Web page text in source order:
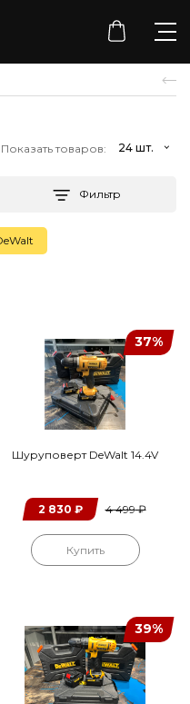
Показать товаров:
Фильтр
37%
Шуруповерт DeWalt 14.4V
2 830 ₽ 4 499₽
Купить
39%